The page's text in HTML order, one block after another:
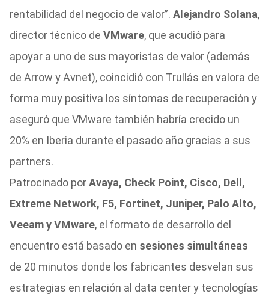
rentabilidad del negocio de valor”. Alejandro Solana,
director técnico de VMware, que acudió para
apoyar a uno de sus mayoristas de valor (además
de Arrow y Avnet), coincidió con Trullás en valora de
forma muy positiva los síntomas de recuperación y
aseguró que VMware también habría crecido un
20% en Iberia durante el pasado año gracias a sus
partners.
Patrocinado porAvaya, Check Point, Cisco, Dell,
Extreme Network, F5, Fortinet, Juniper, Palo Alto,
Veeam y VMware, el formato de desarrollo del
encuentro está basado en sesiones simultáneas
de 20 minutos donde los fabricantes desvelan sus
estrategias en relación al data center y tecnologías